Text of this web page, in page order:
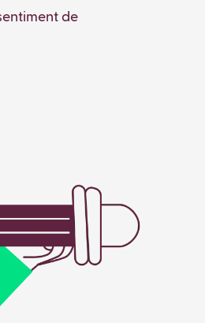
de